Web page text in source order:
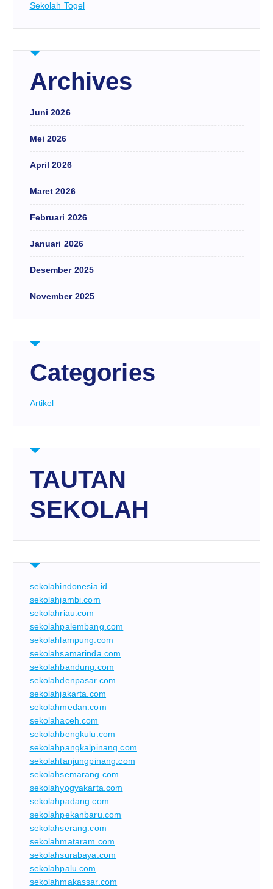
Sekolah Togel
Archives
Juni 2026
Mei 2026
April 2026
Maret 2026
Februari 2026
Januari 2026
Desember 2025
November 2025
Categories
Artikel
TAUTAN
SEKOLAH
sekolahindonesia.id
sekolahjambi.com
sekolahriau.com
sekolahpalembang.com
sekolahlampung.com
sekolahsamarinda.com
sekolahbandung.com
sekolahdenpasar.com
sekolahjakarta.com
sekolahmedan.com
sekolahaceh.com
sekolahbengkulu.com
sekolahpangkalpinang.com
sekolahtanjungpinang.com
sekolahsemarang.com
sekolahyogyakarta.com
sekolahpadang.com
sekolahpekanbaru.com
sekolahserang.com
sekolahmataram.com
sekolahsurabaya.com
sekolahpalu.com
sekolahmakassar.com